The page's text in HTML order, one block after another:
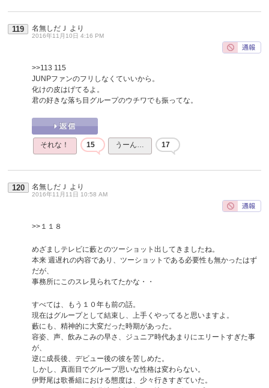
119 名無しだＪ より
2016年11月10日 4:16 PM
>>113 115
JUNPファンのフリしなくていいから。
化けの皮はげてるよ。
君の好きな落ち目グループのウチワでも振ってな。
それな！ 15 うーん… 17
120 名無しだＪ より
2016年11月11日 10:58 AM
>>１１８
めざましテレビに藪とのツーショット出してきましたね。
本来 週遅れの内容であり、ツーショットである必要性も無かったはず
だが、
事務所にこのスレ見られてたかな・・
すべては、もう１０年も前の話。
現在はグループとして結束し、上手くやってると思いますよ。
藪にも、精神的に大変だった時期があった。
容姿、声、飲みこみの早さ、ジュニア時代あまりにエリートすぎた事
が、
逆に成長後、デビュー後の彼を苦しめた。
しかし、真面目でグループ思いな性格は変わらない。
伊野尾は歌番組における態度は、少々行きすぎていた。